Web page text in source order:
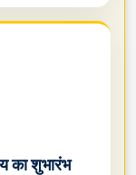
का शुभारंभ